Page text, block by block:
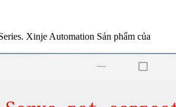
Xinje Automation Sản phẩm của